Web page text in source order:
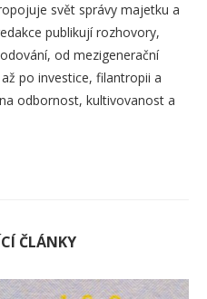
svět správy majetku a
publikují rozhovory,
od mezigenerační
po investice, filantropii a
odbornost, kultivovanost a
ČLÁNKY